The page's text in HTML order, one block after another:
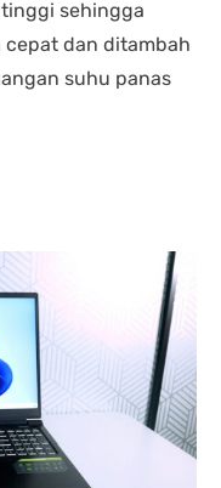
sehingga
dan ditambah
suhu panas